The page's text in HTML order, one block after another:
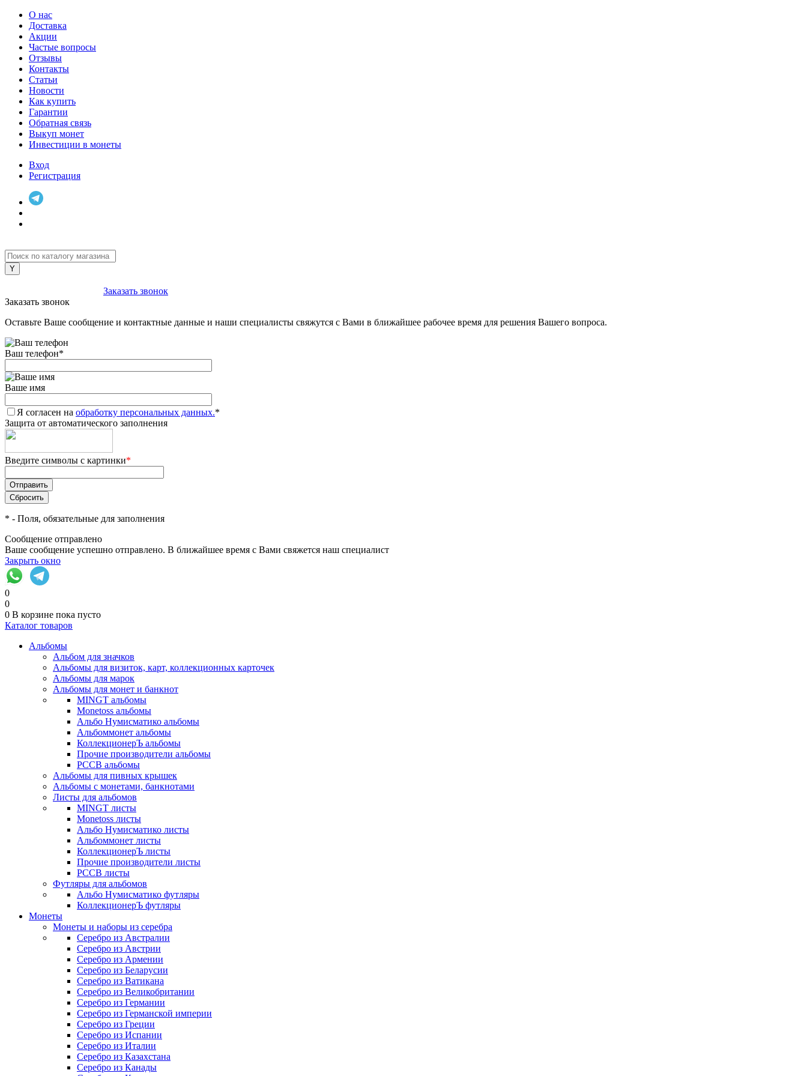
О нас
Доставка
Акции
Частые вопросы
Отзывы
Контакты
Статьи
Новости
Как купить
Гарантии
Обратная связь
Выкуп монет
Инвестиции в монеты
Вход
Регистрация
Заказать звонок
Заказать звонок
Оставьте Ваше сообщение и контактные данные и наши специалисты свяжутся с Вами в ближайшее рабочее время для решения Вашего вопроса.
Ваш телефон*
Ваше имя
Я согласен на обработку персональных данных.*
Защита от автоматического заполнения
Введите символы с картинки*
* - Поля, обязательные для заполнения
Сообщение отправлено
Ваше сообщение успешно отправлено. В ближайшее время с Вами свяжется наш специалист
Закрыть окно
0
0
0 В корзине пока пусто
Каталог товаров
Альбомы
Альбом для значков
Альбомы для визиток, карт, коллекционных карточек
Альбомы для марок
Альбомы для монет и банкнот
MINGT альбомы
Monetoss альбомы
Альбо Нумисматико альбомы
Альбоммонет альбомы
КоллекционерЪ альбомы
Прочие производители альбомы
РССВ альбомы
Альбомы для пивных крышек
Альбомы с монетами, банкнотами
Листы для альбомов
MINGT листы
Monetoss листы
Альбо Нумисматико листы
Альбоммонет листы
КоллекционерЪ листы
Прочие производители листы
РССВ листы
Футляры для альбомов
Альбо Нумисматико футляры
КоллекционерЪ футляры
Монеты
Монеты и наборы из серебра
Серебро из Австралии
Серебро из Австрии
Серебро из Армении
Серебро из Беларусии
Серебро из Ватикана
Серебро из Великобритании
Серебро из Германии
Серебро из Германской империи
Серебро из Греции
Серебро из Испании
Серебро из Италии
Серебро из Казахстана
Серебро из Канады